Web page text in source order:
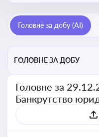
Головне за добу (AI)
ГОЛОВНЕ ЗА ДОБУ
Головне за
Банкрутство